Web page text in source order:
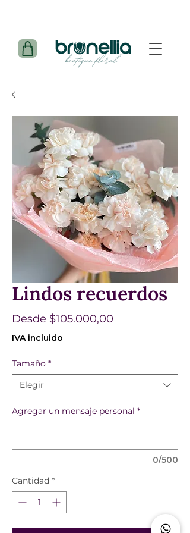
Lindos recuerdos
Desde $105.000,00
IVA incluido
Tamaño *
Elegir
Agregar un mensaje personal *
0/500
Cantidad *